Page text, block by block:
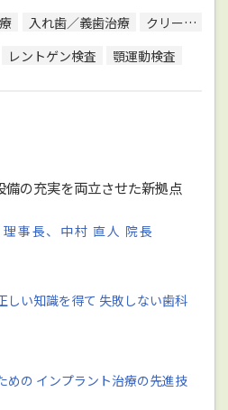
入れ歯／義歯治療
クリーニング
レントゲン検査 顎運動検査
備の充実を両立させた新拠点
事長、中村 直人 院長
しい知識を得て 失敗しない歯科
めの インプラント治療の先進技